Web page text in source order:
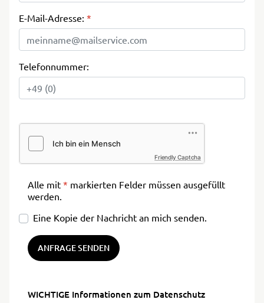
E-Mail-Adresse: *
Telefonnummer:
Friendly Captcha
Alle mit * markierten Felder müssen ausgefüllt
werden.
Eine Kopie der Nachricht an mich senden.
ANFRAGE SENDEN
WICHTIGE Informationen zum Datenschutz